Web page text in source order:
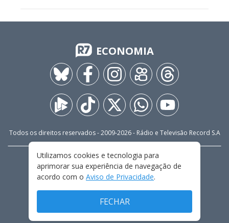
ECONOMIA
Todos os direitos reservados - 2009-2026- Rádio e Televisão Record S.A
FALE CONOSCO
PRIVACIDADE
TERMOS E CONDIÇÕES DE USO
Utilizamos cookies e tecnologia para
aprimorar sua experiência de navegação de
acordo com o Aviso de Privacidade.
FECHAR